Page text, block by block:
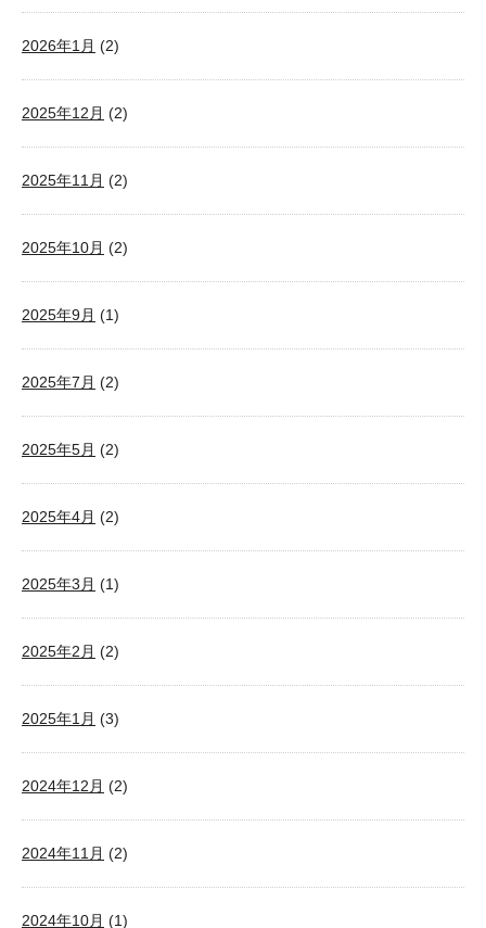
2026年1月 (2)
2025年12月 (2)
2025年11月 (2)
2025年10月 (2)
2025年9月 (1)
2025年7月 (2)
2025年5月 (2)
2025年4月 (2)
2025年3月 (1)
2025年2月 (2)
2025年1月 (3)
2024年12月 (2)
2024年11月 (2)
2024年10月 (1)